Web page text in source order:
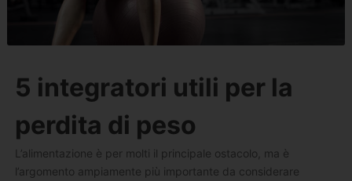
5 integratori utili per la
perdita di peso
L’alimentazione è per molti il principale ostacolo, ma è
l’argomento ampiamente più importante da considerare